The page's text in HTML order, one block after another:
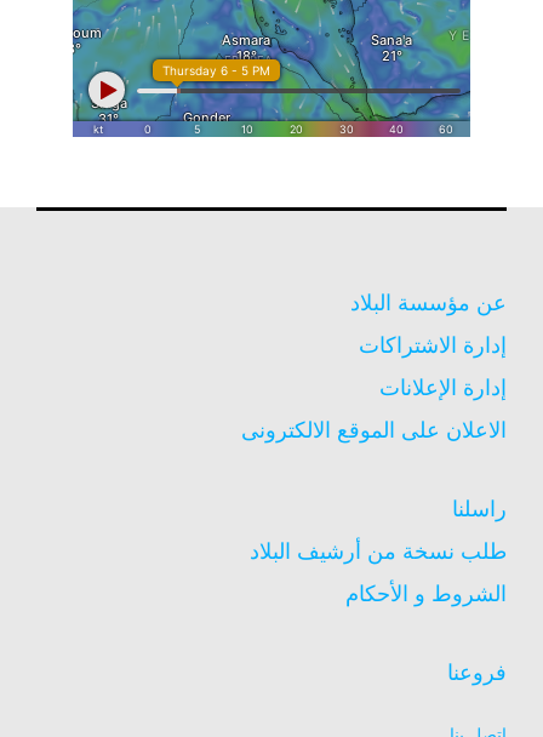
عن مؤسسة البلاد
إدارة الاشتراكات
إدارة الإعلانات
الاعلان على الموقع الالكترونى
راسلنا
طلب نسخة من أرشيف البلاد
الشروط و الأحكام
فروعنا